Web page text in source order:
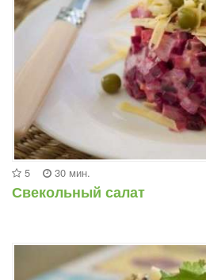
5 30 мин.
Свекольный салат